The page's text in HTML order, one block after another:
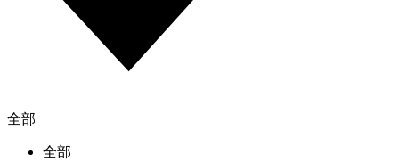
全部
全部